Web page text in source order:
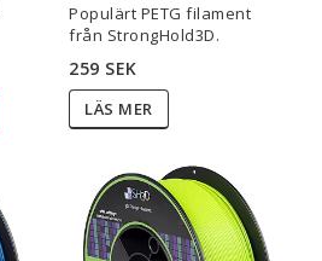
Populärt PETG filament
från StrongHold3D.
259 SEK
LÄS MER